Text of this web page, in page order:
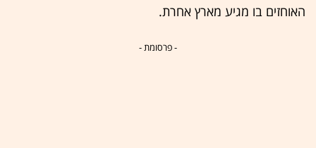
האוחזים בו מגיע מארץ אחרת.
- פרסומת -